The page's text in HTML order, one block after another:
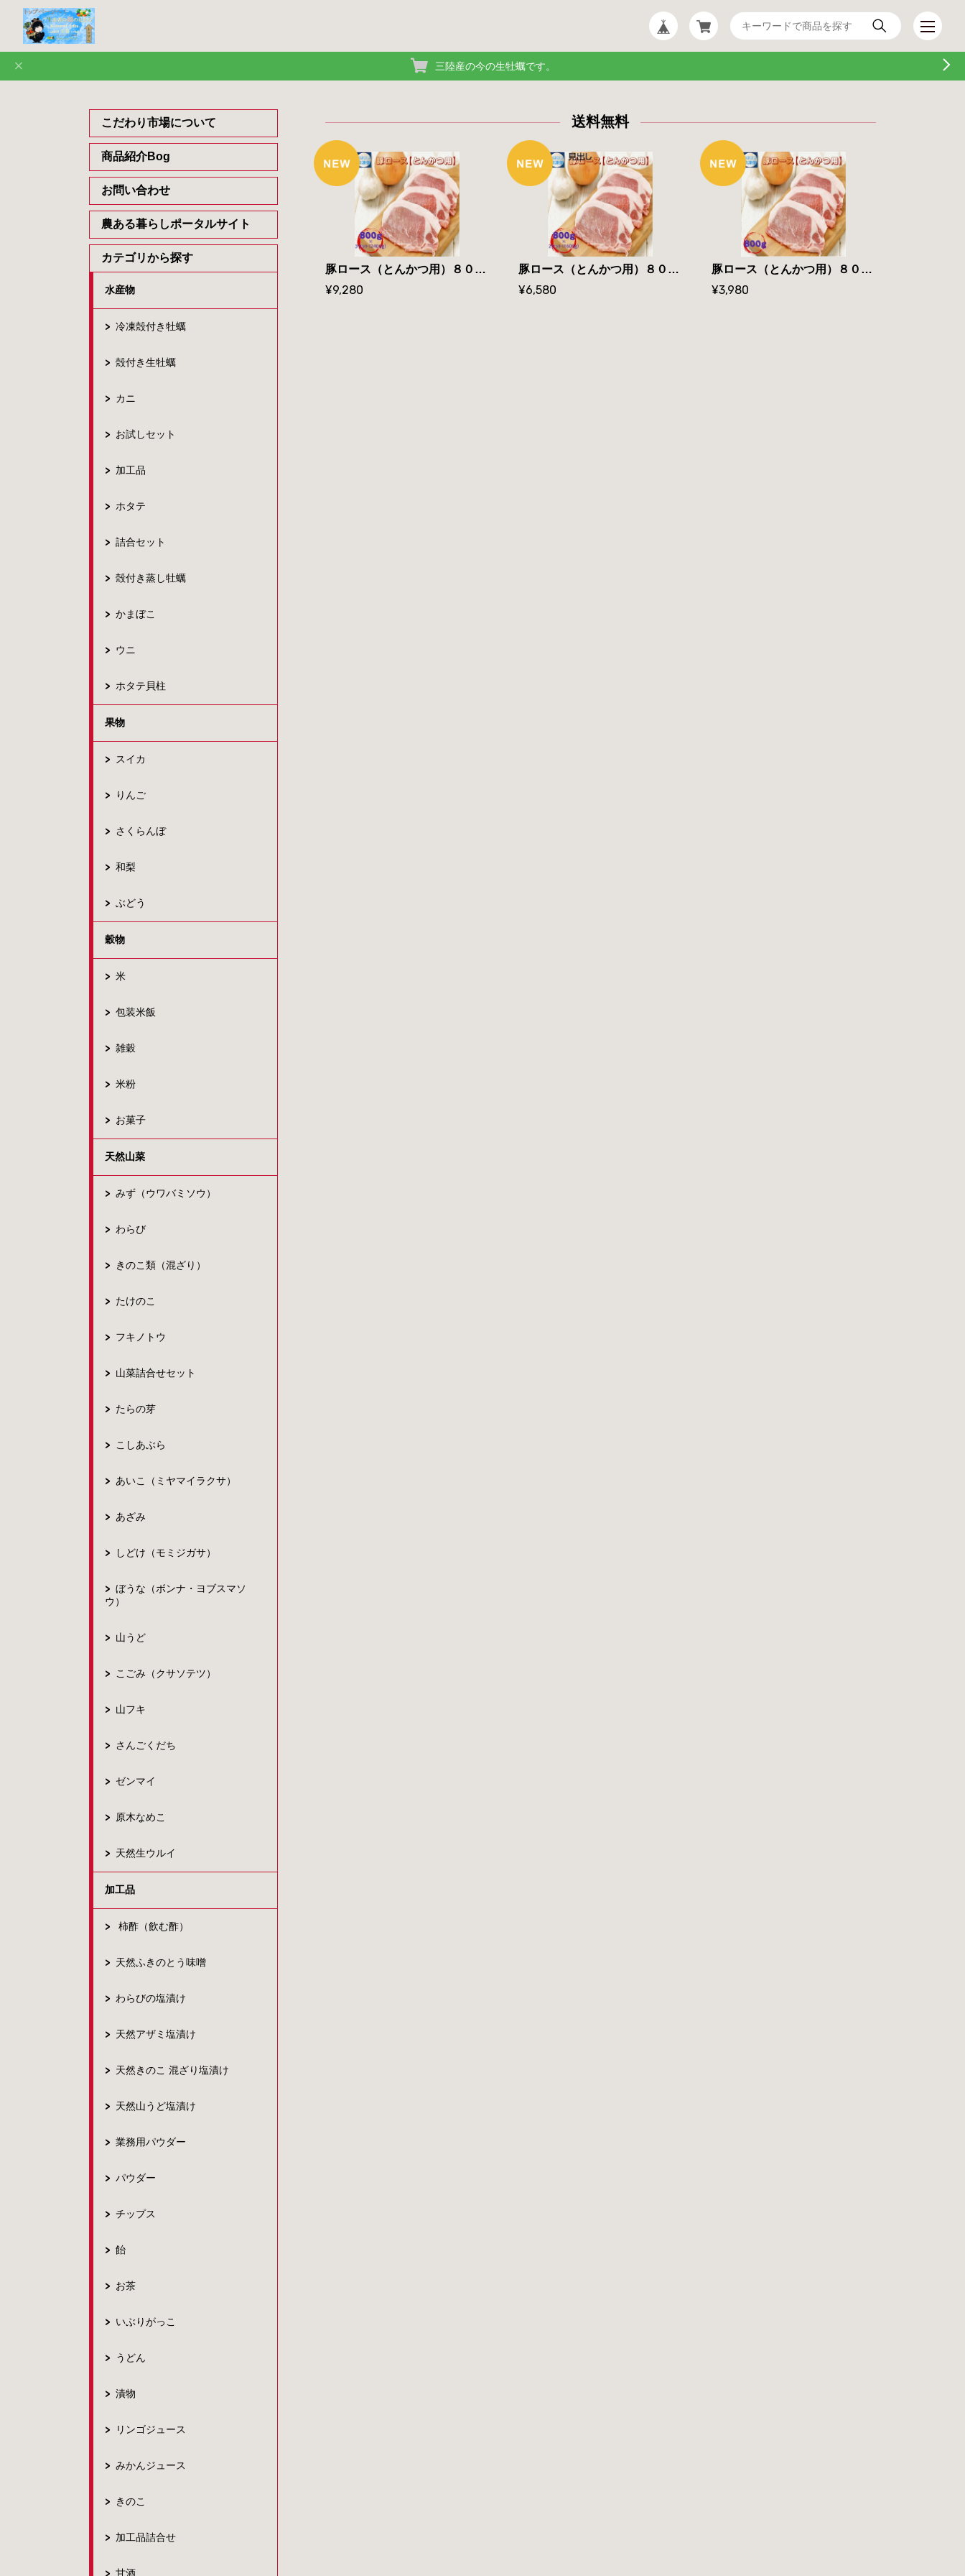
三陸産の今の生牡蠣です。
こだわり市場について
商品紹介Bog
お問い合わせ
農ある暮らしポータルサイト
カテゴリから探す
水産物
冷凍殻付き牡蠣
殻付き生牡蠣
カニ
お試しセット
加工品
ホタテ
詰合セット
殻付き蒸し牡蠣
かまぼこ
ウニ
ホタテ貝柱
果物
スイカ
りんご
さくらんぼ
和梨
ぶどう
穀物
米
包装米飯
雑穀
米粉
お菓子
天然山菜
みず（ウワバミソウ）
わらび
きのこ類（混ざり）
たけのこ
フキノトウ
山菜詰合せセット
たらの芽
こしあぶら
あいこ（ミヤマイラクサ）
あざみ
しどけ（モミジガサ）
ぼうな（ボンナ・ヨブスマソ
ウ）
山うど
こごみ（クサソテツ）
山フキ
さんごくだち
ゼンマイ
原木なめこ
天然生ウルイ
加工品
柿酢（飲む酢）
天然ふきのとう味噌
わらびの塩漬け
天然アザミ塩漬け
天然きのこ 混ざり塩漬け
天然山うど塩漬け
業務用パウダー
パウダー
チップス
飴
お茶
いぶりがっこ
うどん
漬物
リンゴジュース
みかんジュース
きのこ
加工品詰合せ
甘酒
送料無料
豚ロース（とんかつ用）８００ｇ×3セット 飯豊豚 山形県産 冷凍便 送料無料
¥9,280
豚ロース（とんかつ用）８００ｇ×2セット 飯豊豚 山形県産 冷凍便 送料無料
¥6,580
豚ロース（とんかつ用）８００ｇ 飯豊豚 山形県産 冷凍便 送料無料
¥3,980